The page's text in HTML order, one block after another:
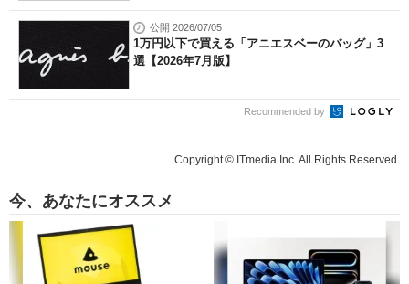
公開 2026/07/05
1万円以下で買える「アニエスベーのバッグ」3
選【2026年7月版】
Recommended by
Copyright © ITmedia Inc. All Rights Reserved.
今、あなたにオススメ